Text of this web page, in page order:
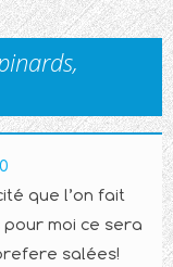
que l’on fait
moi ce sera
salées!